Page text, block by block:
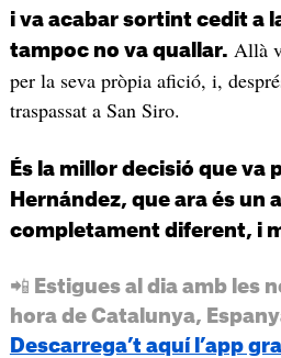
i va acabar sortint cedit a
tampoc no va quallar. Allà
per la seva pròpia afició, i,
traspassat a San Siro.
És la millor decisió que va
Hernández, que ara és un
completament diferent, i
📲 Estigues al dia amb les
hora de Catalunya,
Descarrega’t aquí l’app